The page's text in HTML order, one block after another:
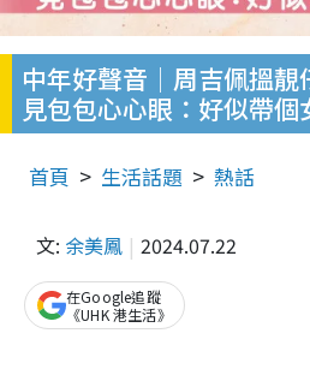
中年好聲音│周吉佩搵靚
見包包心心眼：好似帶個
首頁 生活話題 熱話
文: 余美鳳 2024.07.22
在Google追蹤
《UHK 港生活》